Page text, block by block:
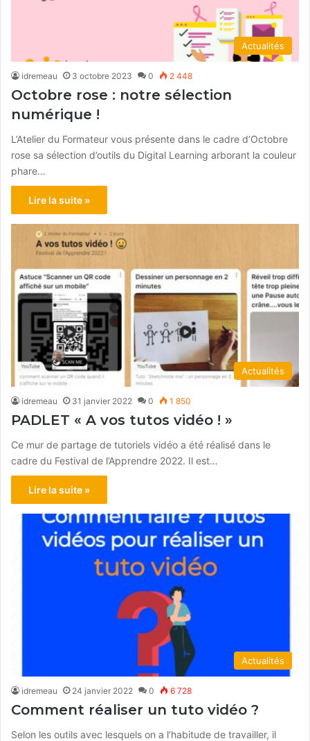
Actualités
idremeau 3 octobre 2023 0 2 448
Octobre rose : notre sélection
numérique !
L’Atelier du Formateur vous présente dans le cadre d’Octobre
rose sa sélection d’outils du Digital Learning arborant la couleur
phare…
Lire la suite »
Actualités
idremeau 31 janvier 2022 0 1 850
PADLET « A vos tutos vidéo ! »
Ce mur de partage de tutoriels vidéo a été réalisé dans le
cadre du Festival de l’Apprendre 2022. Il est…
Lire la suite »
Actualités
idremeau 24 janvier 2022 0 6 728
Comment réaliser un tuto vidéo ?
Selon les outils avec lesquels on a l’habitude de travailler, il